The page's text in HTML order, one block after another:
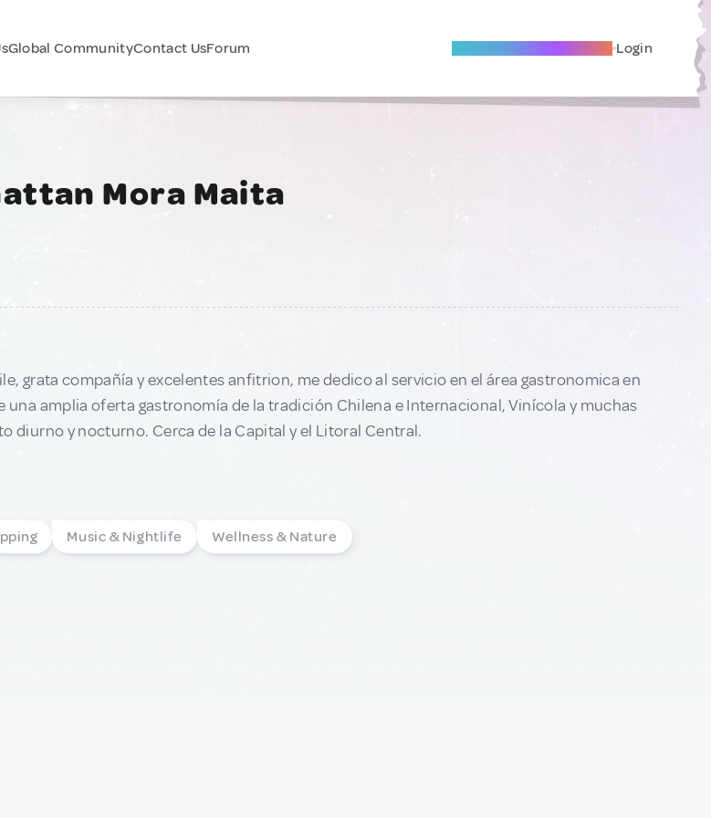
Global CommunityContact UsForum Become A Local Friend Login
Mora Maita
grata compañía y excelentes anfitrion, me dedico al servicio en el área gastronomica en
una amplia oferta gastronomía de la tradición Chilena e Internacional, Vinícola y muchas
diurno y nocturno. Cerca de la Capital y el Litoral Central.
Music & Nightlife Wellness & Nature